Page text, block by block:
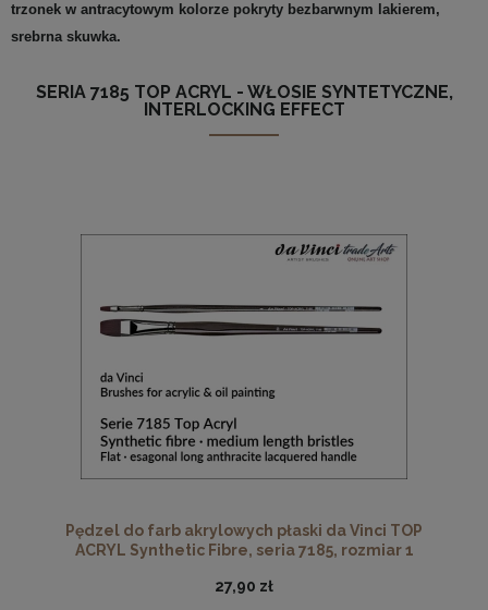
trzonek w antracytowym kolorze pokryty bezbarwnym lakierem,
srebrna skuwka.
SERIA 7185 TOP ACRYL - WŁOSIE SYNTETYCZNE,
INTERLOCKING EFFECT
Pędzel do farb akrylowych płaski da Vinci TOP
ACRYL Synthetic Fibre, seria 7185, rozmiar 1
27,90 zł